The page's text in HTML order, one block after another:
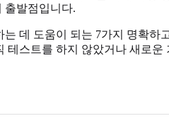
출발점입니다.
데 도움이 되는 7가지 명확하
스트를 하지 않았거나 새로운